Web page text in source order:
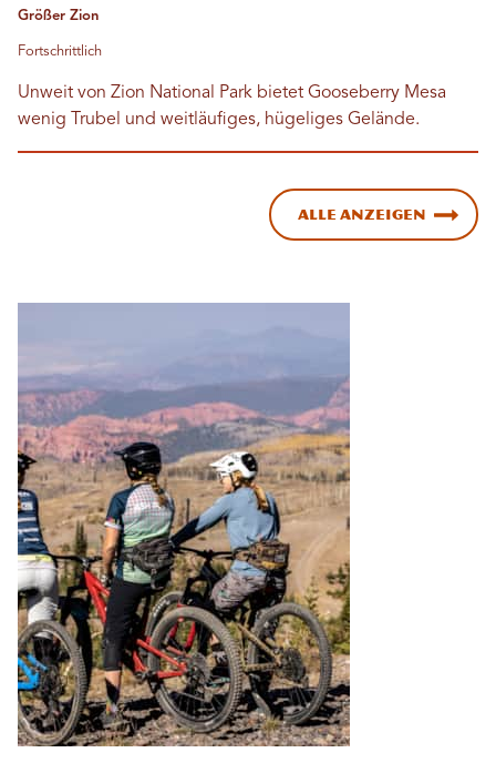
Größer Zion
Fortschrittlich
Unweit von Zion National Park bietet Gooseberry Mesa
wenig Trubel und weitläufiges, hügeliges Gelände.
Alle anzeigen